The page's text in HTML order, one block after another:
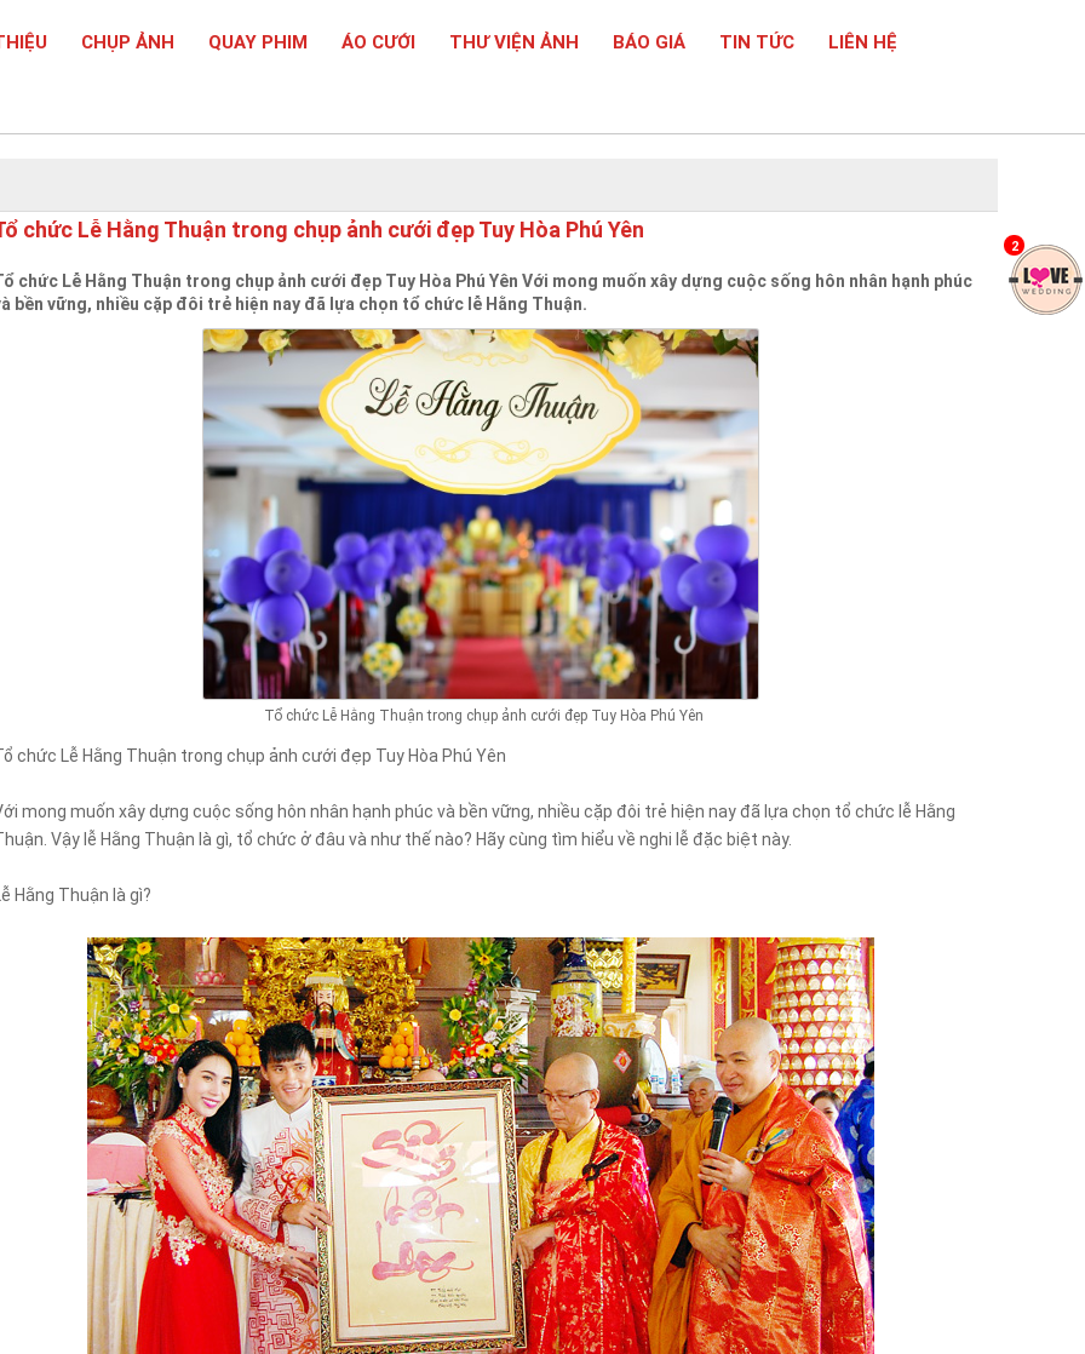
CHỤP ẢNH QUAY PHIM ÁO CƯỚI THƯ VIỆN ẢNH BÁO GIÁ TIN TỨC LIÊN HỆ
chức Lễ Hằng Thuận trong chụp ảnh cưới đẹp Tuy Hòa Phú Yên
chức Lễ Hằng Thuận trong chụp ảnh cưới đẹp Tuy Hòa Phú Yên Với mong muốn xây dựng cuộc sống hôn nhân hạnh phúc
bền vững, nhiều cặp đôi trẻ hiện nay đã lựa chọn tổ chức lễ Hằng Thuận.
Tổ chức Lễ Hằng Thuận trong chụp ảnh cưới đẹp Tuy Hòa Phú Yên
chức Lễ Hằng Thuận trong chụp ảnh cưới đẹp Tuy Hòa Phú Yên
mong muốn xây dựng cuộc sống hôn nhân hạnh phúc và bền vững, nhiều cặp đôi trẻ hiện nay đã lựa chọn tổ chức lễ Hằng
Vậy lễ Hằng Thuận là gì, tổ chức ở đâu và như thế nào? Hãy cùng tìm hiểu về nghi lễ đặc biệt này.
Hằng Thuận là gì?
2